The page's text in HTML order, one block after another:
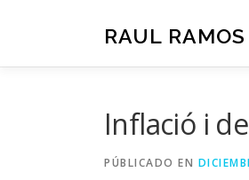
RAUL RAMOS
Inflació i
PÚBLICADO EN